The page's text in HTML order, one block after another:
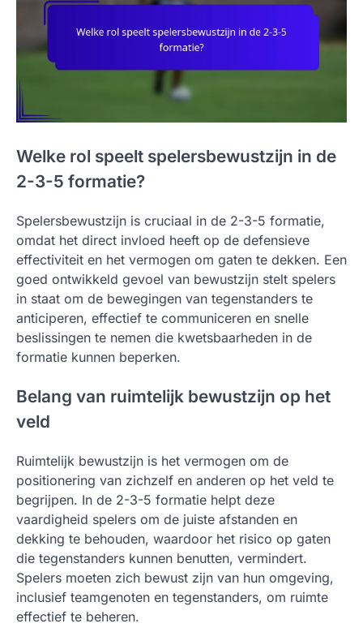
Welke rol speelt spelersbewustzijn in de
2-3-5 formatie?
Spelersbewustzijn is cruciaal in de 2-3-5 formatie,
omdat het direct invloed heeft op de defensieve
effectiviteit en het vermogen om gaten te dekken. Een
goed ontwikkeld gevoel van bewustzijn stelt spelers
in staat om de bewegingen van tegenstanders te
anticiperen, effectief te communiceren en snelle
beslissingen te nemen die kwetsbaarheden in de
formatie kunnen beperken.
Belang van ruimtelijk bewustzijn op het
veld
Ruimtelijk bewustzijn is het vermogen om de
positionering van zichzelf en anderen op het veld te
begrijpen. In de 2-3-5 formatie helpt deze
vaardigheid spelers om de juiste afstanden en
dekking te behouden, waardoor het risico op gaten
die tegenstanders kunnen benutten, vermindert.
Spelers moeten zich bewust zijn van hun omgeving,
inclusief teamgenoten en tegenstanders, om ruimte
effectief te beheren.